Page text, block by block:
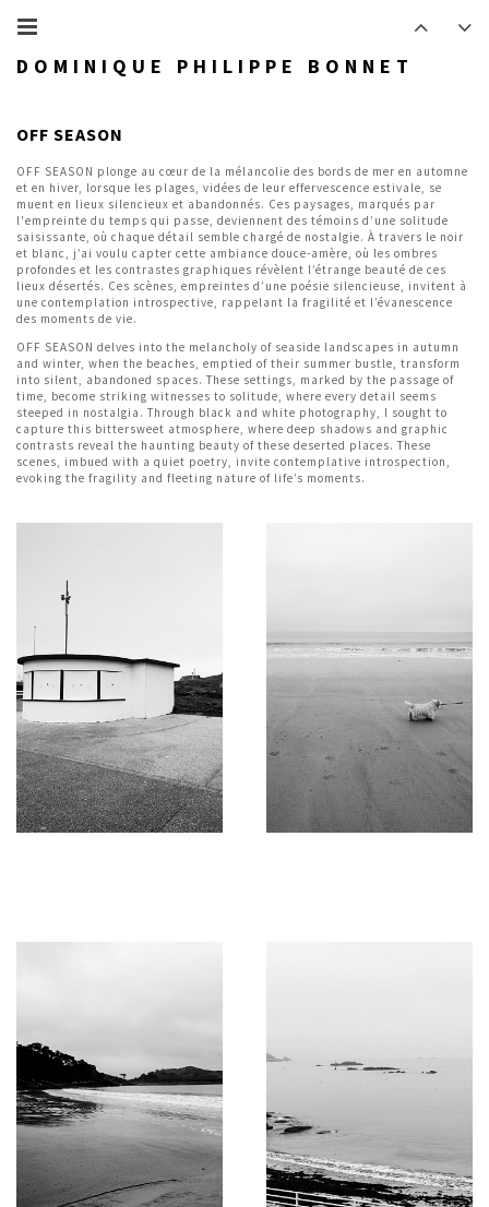
DOMINIQUE PHILIPPE BONNET
OFF SEASON
OFF SEASON plonge au cœur de la mélancolie des bords de mer en automne
et en hiver, lorsque les plages, vidées de leur effervescence estivale, se
muent en lieux silencieux et abandonnés. Ces paysages, marqués par
l'empreinte du temps qui passe, deviennent des témoins d’une solitude
saisissante, où chaque détail semble chargé de nostalgie. À travers le noir
et blanc, j’ai voulu capter cette ambiance douce-amère, où les ombres
profondes et les contrastes graphiques révèlent l’étrange beauté de ces
lieux désertés. Ces scènes, empreintes d’une poésie silencieuse, invitent à
une contemplation introspective, rappelant la fragilité et l’évanescence
des moments de vie.
OFF SEASON delves into the melancholy of seaside landscapes in autumn
and winter, when the beaches, emptied of their summer bustle, transform
into silent, abandoned spaces. These settings, marked by the passage of
time, become striking witnesses to solitude, where every detail seems
steeped in nostalgia. Through black and white photography, I sought to
capture this bittersweet atmosphere, where deep shadows and graphic
contrasts reveal the haunting beauty of these deserted places. These
scenes, imbued with a quiet poetry, invite contemplative introspection,
evoking the fragility and fleeting nature of life’s moments.